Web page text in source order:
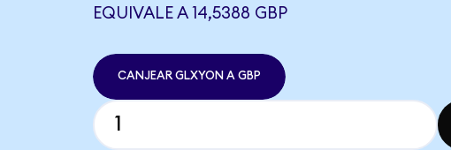
EQUIVALE A 14,5388 GBP
CANJEAR GLXYON A GBP